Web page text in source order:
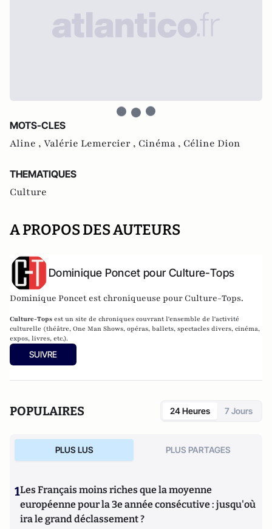
MOTS-CLES
Aline , Valérie Lemercier , Cinéma , Céline Dion
THEMATIQUES
Culture
A PROPOS DES AUTEURS
Dominique Poncet pour Culture-Tops
Dominique Poncet est chroniqueuse pour Culture-Tops.
Culture-Tops est un site de chroniques couvrant l'ensemble de l'activité
culturelle (théâtre, One Man Shows, opéras, ballets, spectacles divers, cinéma,
expos, livres, etc.).
SUIVRE
POPULAIRES 24 Heures 7 Jours
PLUS LUS PLUS PARTAGES
1Les Français moins riches que la moyenne
européenne pour la 3e année consécutive : jusqu'où
ira le grand déclassement ?